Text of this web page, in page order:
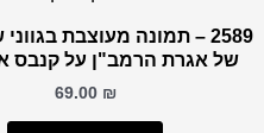
2589 – תמונה מעוצבת
של אגרת הרמב"ן על קנבס
69.00 ₪